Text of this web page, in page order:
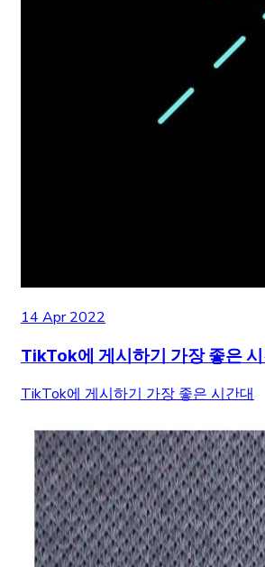
14 Apr 2022
TikTok에 게시하기 가장 좋은
TikTok에 게시하기 가장 좋은 시간대